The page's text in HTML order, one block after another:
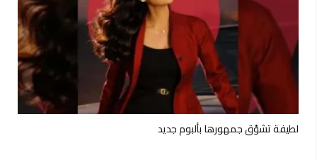
لطيفة تشوّق جمهورها بألبوم جديد